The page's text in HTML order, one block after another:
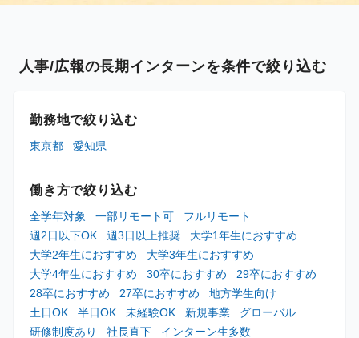
人事/広報の長期インターンを条件で絞り込む
勤務地で絞り込む
東京都 愛知県
働き方で絞り込む
全学年対象 一部リモート可
フルリモート
週2日以下OK
週3日以上推奨
大学1年生におすすめ
大学2年生におすすめ
大学3年生におすすめ
大学4年生におすすめ
30卒におすすめ
29卒におすすめ
28卒におすすめ
27卒におすすめ
地方学生向け
土日OK
半日OK 未経験OK 新規事業
グローバル
研修制度あり
社長直下
インターン生多数